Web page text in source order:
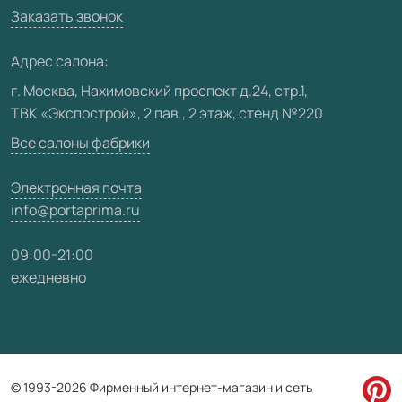
Юридическая информация
Вакансии
Видео
Карта сайта
Заказать звонок
Адрес салона:
г. Москва, Нахимовский проспект д.24, стр.1,
ТВК «Экспострой», 2 пав., 2 этаж, стенд №220
Все салоны фабрики
Электронная почта
info@portaprima.ru
09:00-21:00
ежедневно
© 1993-2026 Фирменный интернет-магазин и сеть